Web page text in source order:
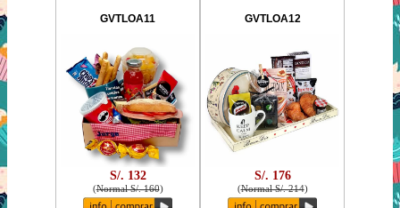
GVTLOA11
S/. 132
(Normal S/. 160)
GVTLOA12
S/. 176
(Normal S/. 214)